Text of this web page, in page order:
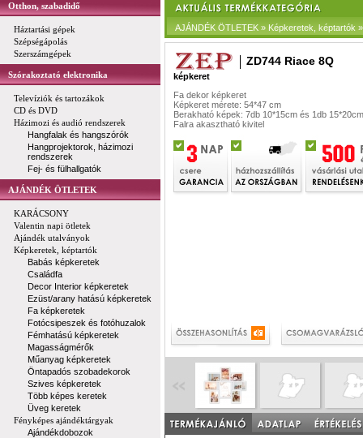
Otthon, szabadidő
Háztartási gépek
Szépségápolás
Szerszámgépek
Szórakoztató elektronika
Televíziók és tartozákok
CD és DVD
Házimozi és audió rendszerek
Hangfalak és hangszórók
Hangprojektorok, házimozi
rendszerek
Fej- és fülhallgatók
AJÁNDÉK ÖTLETEK
KARÁCSONY
Valentin napi ötletek
Ajándék utalványok
Képkeretek, képtartók
Babás képkeretek
Családfa
Decor Interior képkeretek
Ezüst/arany hatású képkeretek
Fa képkeretek
Fotócsipeszek és fotóhuzalok
Fémhatású képkeretek
Magasságmérők
Műanyag képkeretek
Öntapadós szobadekorok
Szives képkeretek
Több képes keretek
Üveg keretek
Fényképes ajándéktárgyak
Ajándékdobozok
AJÁNDÉK ÖTLETEK » Képkeretek, képtartók
ZD744 Riace 8Q
képkeret
Fa dekor képkeret
Képkeret mérete: 54*47 cm
Berakható képek: 7db 10*15cm és 1db 15*20cm
Falra akasztható kivitel